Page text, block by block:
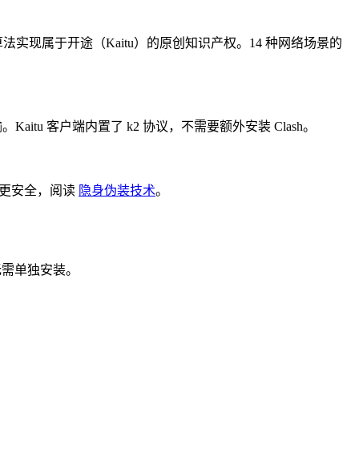
实现属于开途（Kaitu）的原创知识产权。14 种网络场景的
客户端内置了 k2 协议，不需要额外安装 Clash。
安全，阅读 隐身伪装技术。
单独安装。